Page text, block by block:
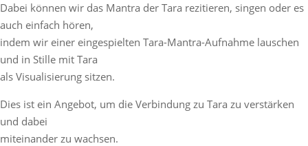
Dabei können wir das Mantra der Tara rezitieren, singen oder es
auch einfach hören,
indem wir einer eingespielten Tara-Mantra-Aufnahme lauschen
und in Stille mit Tara
als Visualisierung sitzen.
Dies ist ein Angebot, um die Verbindung zu Tara zu verstärken
und dabei
miteinander zu wachsen.